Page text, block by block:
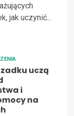
jak uczynić...
uczą
i
na